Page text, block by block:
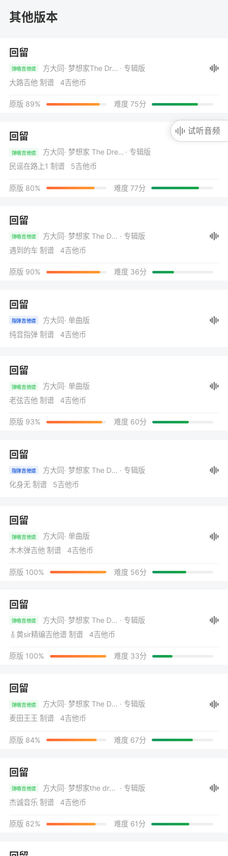
其他版本
回留
弹唱吉他谱 方大同 · 梦想家The Dreamer · 专辑版
大路吉他 制谱 4吉他币
原版 89% 难度 75分
回留
弹唱吉他谱 方大同 · 梦想家 The Dreamer · 专辑版
民谣在路上1 制谱 5吉他币
原版 80% 难度 77分
回留
弹唱吉他谱 方大同 · 梦想家 The Dreamer · 专辑版
遇到的车 制谱 4吉他币
原版 90% 难度 36分
回留
指弹吉他谱 方大同· 单曲版
纯音指弹 制谱 4吉他币
回留
弹唱吉他谱 方大同· 单曲版
老弦吉他 制谱 4吉他币
原版 93% 难度 60分
回留
指弹吉他谱 方大同 · 梦想家 The Dreamer · 专辑版
化身无 制谱 5吉他币
回留
弹唱吉他谱 方大同· 单曲版
木木弹吉他 制谱 4吉他币
原版 100% 难度 56分
回留
弹唱吉他谱 方大同 · 梦想家 The Dreamer · 专辑版
🎸黄sir精编吉他谱 制谱 4吉他币
原版 100% 难度 33分
回留
弹唱吉他谱 方大同 · 梦想家 The Dreamer · 专辑版
麦田王王 制谱 4吉他币
原版 84% 难度 67分
回留
弹唱吉他谱 方大同 · 梦想家the dreamer · 专辑版
杰诚音乐 制谱 4吉他币
原版 82% 难度 61分
试听音频